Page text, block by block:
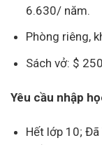
6.630/ năm.
Phòng riêng,
Sách vở: $
Yêu cầu nhập
Hết lớp 10;